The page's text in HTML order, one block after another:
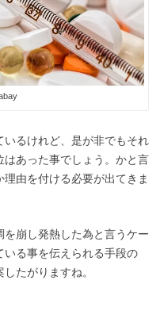
るけれど、是が非でもそれ
はあった事でしょう。かと言
由を付ける必要が出てきま
崩し発熱した為と言うケー
いる事を伝えられる手段の
たがりますね。